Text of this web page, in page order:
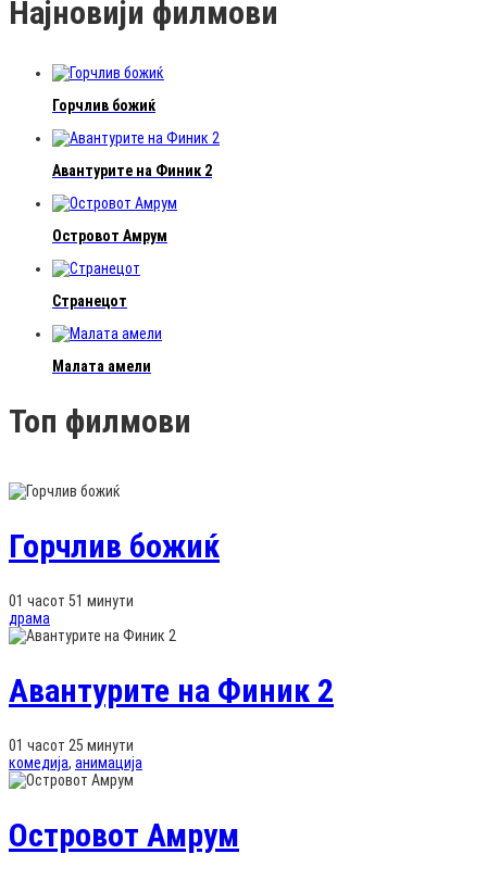
Најновији филмови
Горчлив божиќ
Авантурите на Финик 2
Островот Амрум
Странецот
Малата амели
Топ филмови
Горчлив божиќ
01 часот 51 минути
драма
Авантурите на Финик 2
01 часот 25 минути
комедија, анимација
Островот Амрум